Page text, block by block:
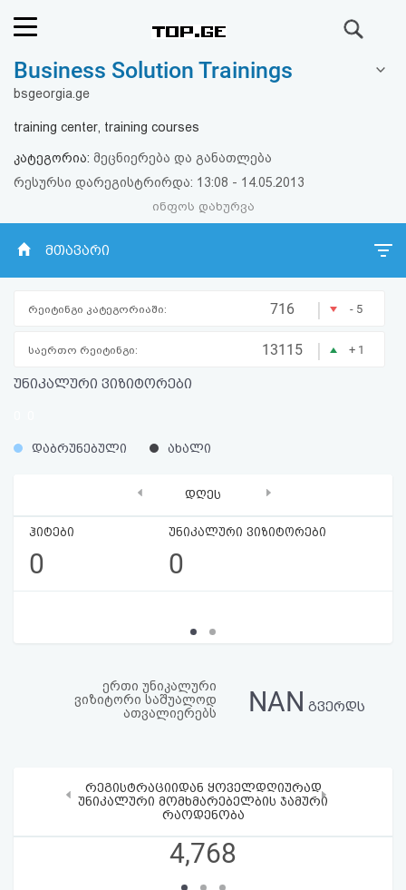
რეიტინგი
ფოსტა
პასუხი
პაროლის
სალიცენზიო
Business Solution Trainings
bsgeorgia.ge
training center, training courses
კატეგორია: მეცნიერება და განათლება
რესურსი დარეგისტრირდა: 13:08 - 14.05.2013
ინფოს დახურვა
მთავარი
რეიტინგი კატეგორიაში: 716 | - 5
საერთო რეიტინგი: 13115 | + 1
უნიკალური ვიზიტორები
%
% დაბრუნებული ახალი
დღეს
ჰიტები
0
უნიკალური ვიზიტორები
0
‹ ›
ერთი უნიკალური
ვიზიტორი საშუალოდ
ათვალიერებს
NAN გვერდს
რეგისტრაციიდან ყოველდღიურად
უნიკალური მომხმარებელბის ჯამური
რაოდენობა
4,768
‹ ›